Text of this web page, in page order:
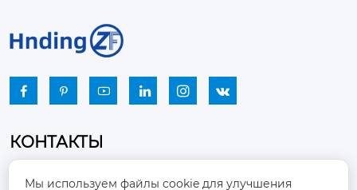
     
КОНТАКТЫ
Промышленный парк, город Наньцзяо,
Мы используем файлы cookie для улучшения